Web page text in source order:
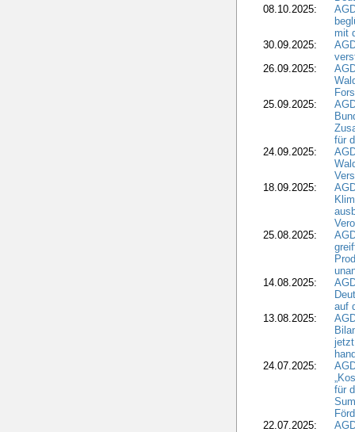
08.10.2025:
mit
30.09.2025:
26.09.2025:
25.09.2025:
für
24.09.2025:
18.09.2025:
25.08.2025:
14.08.2025:
auf
13.08.2025:
24.07.2025:
für
22.07.2025: